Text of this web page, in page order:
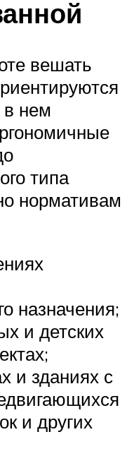
вешать
нем
типа
нормативам
назначения;
и детских
и зданиях с
и других